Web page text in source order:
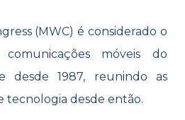
(MWC) é considerado o
móveis do
desde 1987, reunindo as
tecnologia desde então.